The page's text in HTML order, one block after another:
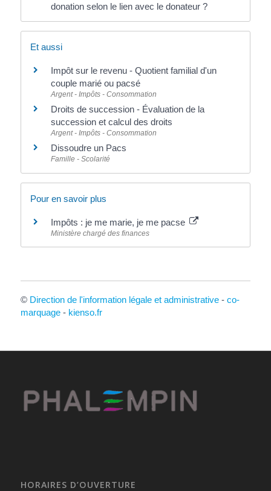
donation selon le lien avec le donateur ?
Et aussi
Impôt sur le revenu - Quotient familial d'un
couple marié ou pacsé
Argent - Impôts - Consommation
Droits de succession - Évaluation de la
succession et calcul des droits
Argent - Impôts - Consommation
Dissoudre un Pacs
Famille - Scolarité
Pour en savoir plus
Impôts : je me marie, je me pacse
Ministère chargé des finances
© Direction de l'information légale et administrative- co-
marquage- kienso.fr
HORAIRES D’OUVERTURE